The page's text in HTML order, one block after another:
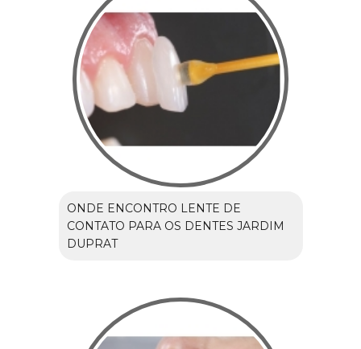
ONDE ENCONTRO LENTE DE
CONTATO PARA OS DENTES JARDIM
DUPRAT